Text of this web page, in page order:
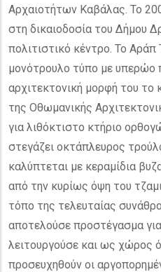
Αρχαιοτήτων Καβάλας. Το
στη δικαιοδοσία του Δήμου
πολιτιστικό κέντρο. Το Αράπ
μονότρουλο τύπο με υπερώο
αρχιτεκτονική μορφή του το
της Οθωμανικής
για λιθόκτιστο κτήριο
στεγάζει οκτάπλευρος
καλύπτεται με κεραμίδια
από την κυρίως όψη του
τόπο της τελευταίας
αποτελούσε προστέγασμα
λειτουργούσε και ως χώρος
προσευχηθούν οι